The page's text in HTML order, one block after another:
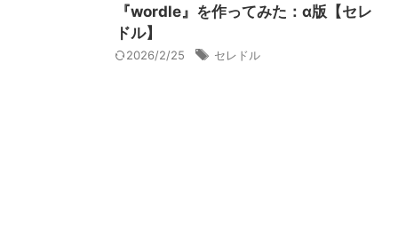
『wordle』を作ってみた：α版【セレ
ドル】
2026/2/25 セレドル